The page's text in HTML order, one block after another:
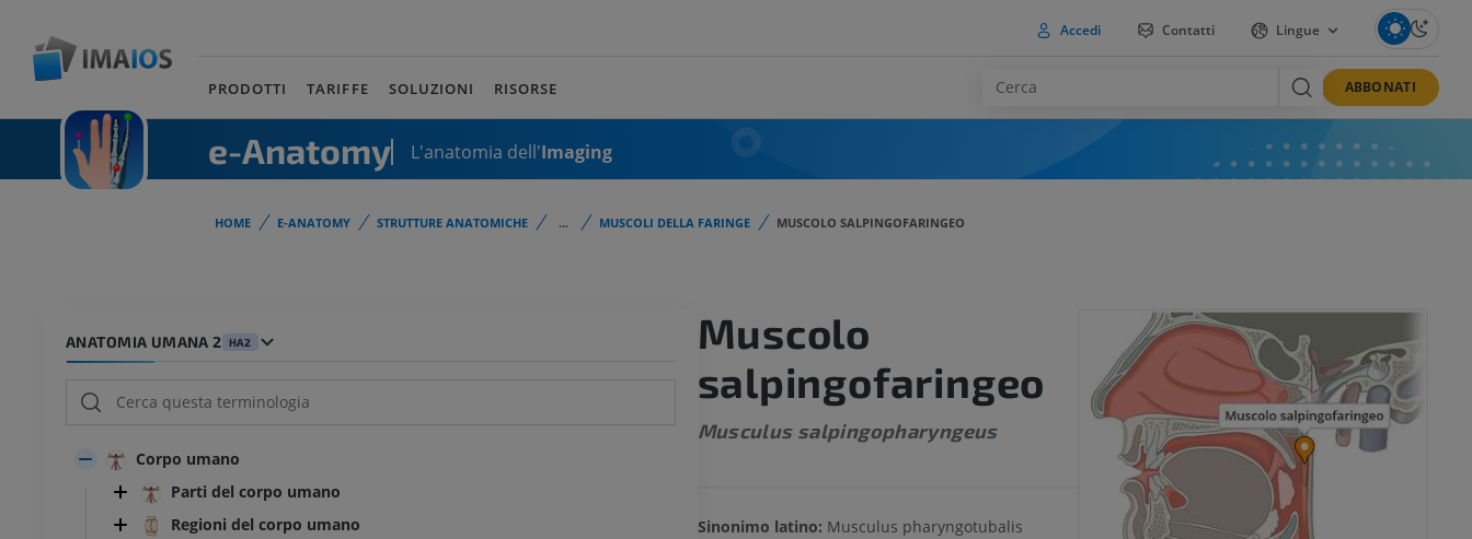
Accedi Contatti Lingue
PRODOTTI TARIFFE SOLUZIONI RISORSE ABBONATI
e-Anatomy L'anatomia dell'Imaging
HOME E-ANATOMY STRUTTURE ANATOMICHE ... MUSCOLI DELLA FARINGE MUSCOLO SALPINGOFARINGEO
ANATOMIA UMANA 2 HA2
Corpo umano
Parti del corpo umano
Regioni del corpo umano
Muscolo
salpingofaringeo
Musculus salpingopharyngeus
Sinonimo latino: Musculus pharyngotubalis